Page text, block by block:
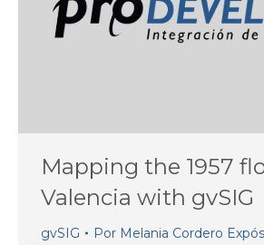
Mapping the 1957
Valencia with gvSIG
gvSIG Por Melania Cordero